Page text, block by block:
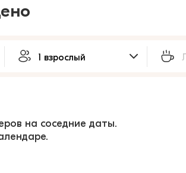
на соседние даты.